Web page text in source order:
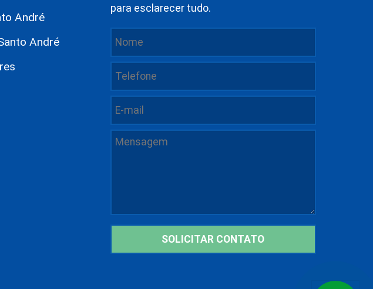
André
André
para esclarecer tudo.